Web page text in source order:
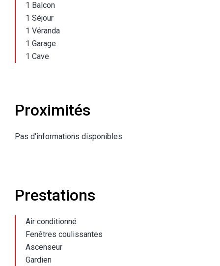
1 Balcon
1 Séjour
1 Véranda
1 Garage
1 Cave
Proximités
Pas d'informations disponibles
Prestations
Air conditionné
Fenêtres coulissantes
Ascenseur
Gardien